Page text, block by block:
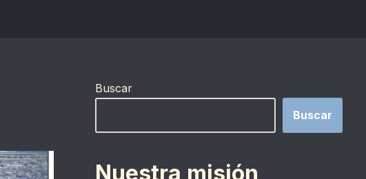
Buscar
Buscar
Nuestra misión